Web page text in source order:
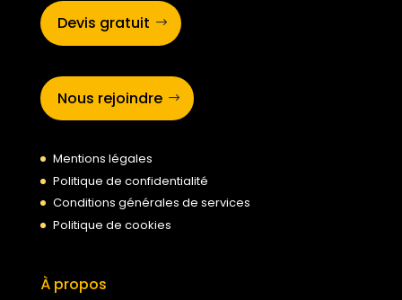
Devis gratuit
Nous rejoindre
Mentions légales
Politique de confidentialité
Conditions générales de services
Politique de cookies
À propos